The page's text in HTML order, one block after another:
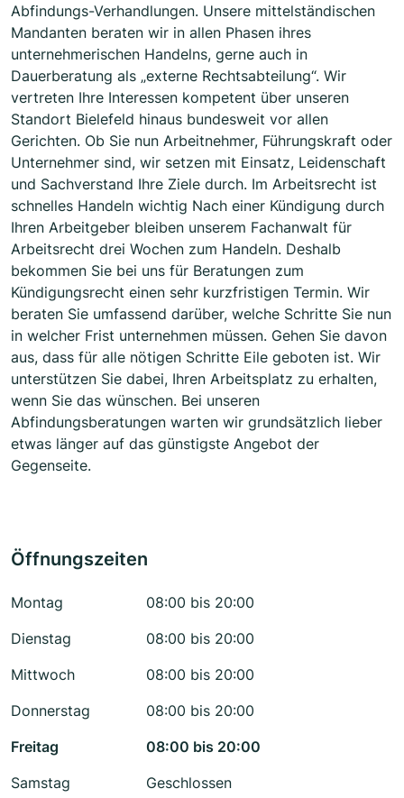
Abfindungs-Verhandlungen. Unsere mittelständischen
Mandanten beraten wir in allen Phasen ihres
unternehmerischen Handelns, gerne auch in
Dauerberatung als „externe Rechtsabteilung“. Wir
vertreten Ihre Interessen kompetent über unseren
Standort Bielefeld hinaus bundesweit vor allen
Gerichten. Ob Sie nun Arbeitnehmer, Führungskraft oder
Unternehmer sind, wir setzen mit Einsatz, Leidenschaft
und Sachverstand Ihre Ziele durch. Im Arbeitsrecht ist
schnelles Handeln wichtig Nach einer Kündigung durch
Ihren Arbeitgeber bleiben unserem Fachanwalt für
Arbeitsrecht drei Wochen zum Handeln. Deshalb
bekommen Sie bei uns für Beratungen zum
Kündigungsrecht einen sehr kurzfristigen Termin. Wir
beraten Sie umfassend darüber, welche Schritte Sie nun
in welcher Frist unternehmen müssen. Gehen Sie davon
aus, dass für alle nötigen Schritte Eile geboten ist. Wir
unterstützen Sie dabei, Ihren Arbeitsplatz zu erhalten,
wenn Sie das wünschen. Bei unseren
Abfindungsberatungen warten wir grundsätzlich lieber
etwas länger auf das günstigste Angebot der
Gegenseite.
Öffnungszeiten
Montag
08:00 bis 20:00
Dienstag
08:00 bis 20:00
Mittwoch
08:00 bis 20:00
Donnerstag
08:00 bis 20:00
Freitag
08:00 bis 20:00
Samstag
Geschlossen